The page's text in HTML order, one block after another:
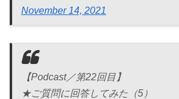
November 14, 2021
【Podcast／第22回目】
★ご質問に回答してみた（5）